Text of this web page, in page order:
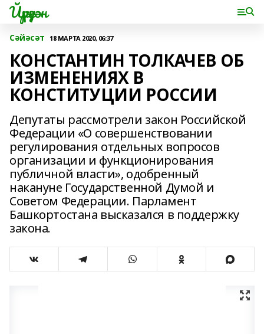
Йүрүҙән
Сәйәсәт 18 МАРТА 2020, 06:37
КОНСТАНТИН ТОЛКАЧЕВ ОБ
ИЗМЕНЕНИЯХ В
КОНСТИТУЦИИ РОССИИ
Депутаты рассмотрели закон Российской
Федерации «О совершенствовании
регулирования отдельных вопросов
организации и функционирования
публичной власти», одобренный
накануне Государственной Думой и
Советом Федерации. Парламент
Башкортостана высказался в поддержку
закона.